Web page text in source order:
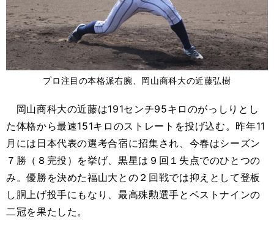
プロ注目の本格派右腕、岡山商科大の近藤弘樹
岡山商科大の近藤は191センチ95キロのがっしりとし
た体格から最速151キロのストレートを投げ込む。昨年11
月には日本代表の選考合宿に招集され、今春はシーズン
７勝（８完投）を挙げ、黒星は９回１失点でのひとつの
み。優勝を決めた福山大との２回戦では抑えとして登板
し胴上げ投手にもなり、最高殊勲選手とベストナインの
二冠を果たした。